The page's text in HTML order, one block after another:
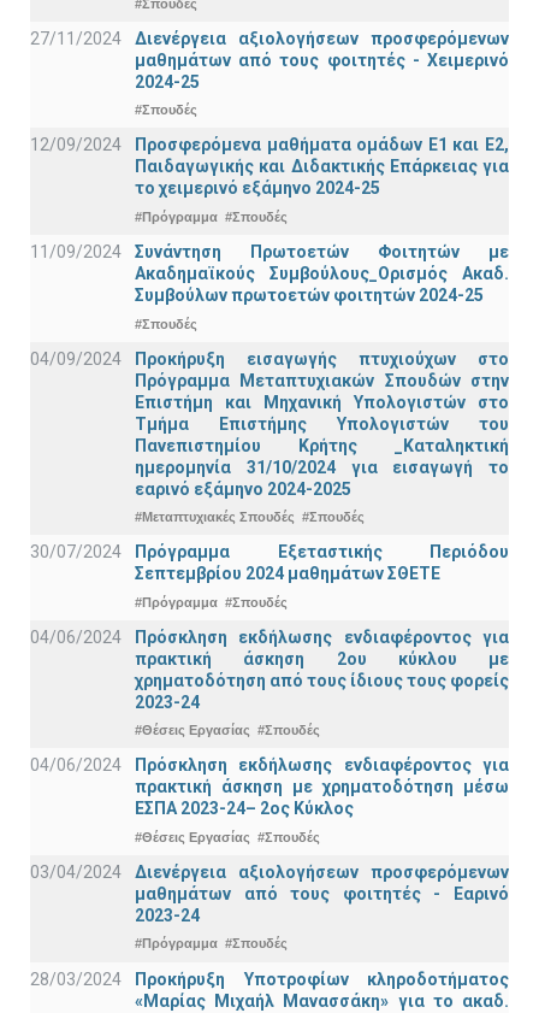
#Σπουδές
27/11/2024
Διενέργεια αξιολογήσεων προσφερόμενων
μαθημάτων από τους φοιτητές - Χειμερινό
2024-25
#Σπουδές
12/09/2024
Προσφερόμενα μαθήματα ομάδων Ε1 και Ε2,
Παιδαγωγικής και Διδακτικής Επάρκειας για
το χειμερινό εξάμηνο 2024-25
#Πρόγραμμα #Σπουδές
11/09/2024
Συνάντηση Πρωτοετών Φοιτητών με
Ακαδημαϊκούς Συμβούλους_Ορισμός Ακαδ.
Συμβούλων πρωτοετών φοιτητών 2024-25
#Σπουδές
04/09/2024
Προκήρυξη εισαγωγής πτυχιούχων στo
Πρόγραμμα Μεταπτυχιακών Σπουδών στην
Επιστήμη και Μηχανική Υπολογιστών στο
Τμήμα Eπιστήμης Υπολογιστών του
Πανεπιστημίου Κρήτης _Καταληκτική
ημερομηνία 31/10/2024 για εισαγωγή το
εαρινό εξάμηνο 2024-2025
#Μεταπτυχιακές Σπουδές #Σπουδές
30/07/2024
Πρόγραμμα Εξεταστικής Περιόδου
Σεπτεμβρίου 2024 μαθημάτων ΣΘΕΤΕ
#Πρόγραμμα #Σπουδές
04/06/2024
Πρόσκληση εκδήλωσης ενδιαφέροντος για
πρακτική άσκηση 2ου κύκλου με
χρηματοδότηση από τους ίδιους τους φορείς
2023-24
#Θέσεις Εργασίας #Σπουδές
04/06/2024
Πρόσκληση εκδήλωσης ενδιαφέροντος για
πρακτική άσκηση με χρηματοδότηση μέσω
ΕΣΠΑ 2023-24– 2ος Κύκλος
#Θέσεις Εργασίας #Σπουδές
03/04/2024
Διενέργεια αξιολογήσεων προσφερόμενων
μαθημάτων από τους φοιτητές - Εαρινό
2023-24
#Πρόγραμμα #Σπουδές
28/03/2024
Προκήρυξη Υποτροφίων κληροδοτήματος
«Μαρίας Μιχαήλ Μανασσάκη» για το ακαδ.